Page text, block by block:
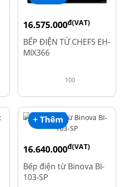
16.575.000đ(VAT)
19.500.000
BẾP ĐIỆN TỪ CHEFS EH-
MIX366
100
+ Thêm
16.640.000đ(VAT)
20.800.000
Bếp điện từ Binova BI-
103-SP